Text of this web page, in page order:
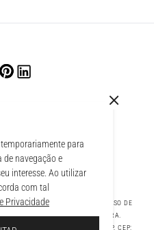
para
de navegação e
interesse. Ao utilizar
com tal
Privacidade
GARANTE SEU PREÇO. EM CASO DE
NA FINALIZAÇÃO DA COMPRA.
1043 - TAMBORÉ BARUERI - SP, CEP: